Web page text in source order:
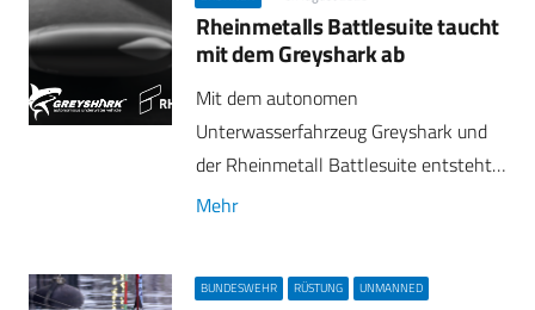
Rheinmetalls Battlesuite taucht
mit dem Greyshark ab
Mit dem autonomen
Unterwasserfahrzeug Greyshark und
der Rheinmetall Battlesuite entsteht…
Mehr
BUNDESWEHR RÜSTUNG UNMANNED